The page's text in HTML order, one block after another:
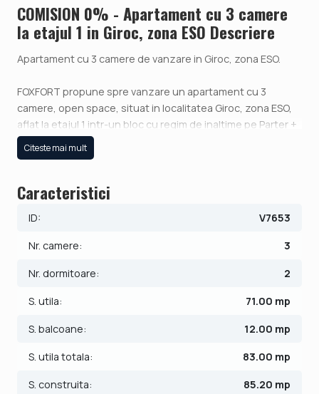
COMISION 0% - Apartament cu 3 camere
la etajul 1 in Giroc, zona ESO Descriere
Apartament cu 3 camere de vanzare in Giroc, zona ESO.
FOXFORT propune spre vanzare un apartament cu 3
camere, open space, situat in localitatea Giroc, zona ESO,
aflat la etajul 1 intr-un bloc cu regim de inaltime pe Parter +
4 Etaje. Anul constructiei 2025, structura beton, material
zidarie caramida. Suprafata utila de 71 mp + balcon de 12
proprii prin pardoseala.
Apartamentul este structurat astfel:
- Living cu bucatarie open space si iesire pe balcon 14 mp;
- Hol intermediar.
Finisajele interioare sunt moderne
- Usa intrare: metal;
- Tamplarie ferestre: pvc;
Citeste mai mult
Caracteristici
ID: V7653
Nr. camere: 3
Nr. dormitoare: 2
S. utila: 71.00 mp
S. balcoane: 12.00 mp
S. utila totala: 83.00 mp
S. construita: 85.20 mp